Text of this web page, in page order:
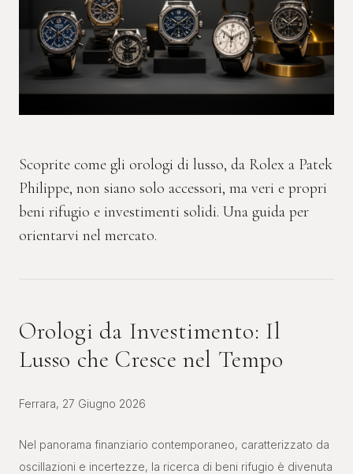
Scoprite come gli orologi di lusso, da Rolex a Patek
Philippe, non siano solo accessori, ma veri e propri
beni rifugio e investimenti solidi. Una guida per
orientarvi nel mercato.
Orologi da Investimento: Il
Lusso che Cresce nel Tempo
Ferrara, 27 Giugno 2026
Nel panorama finanziario contemporaneo, caratterizzato da
oscillazioni e incertezze, la ricerca di beni rifugio è divenuta